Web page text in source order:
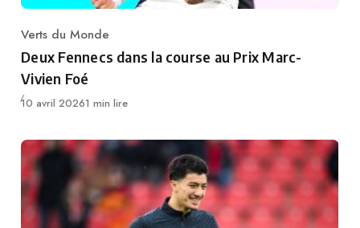
Category
Verts du Monde
Deux Fennecs dans la course au Prix Marc-
Vivien Foé
Publié
10 avril 20261 min lire